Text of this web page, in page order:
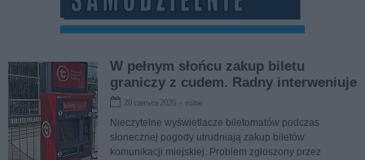
W pełnym słońcu zakup biletu
graniczy z cudem. Radny interweniuje
20 czerwca 2026 › różne
Nieczytelne wyświetlacze biletomatów podczas
słonecznej pogody utrudniają zakup biletów
komunikacji miejskiej. Problem zgłoszony przez